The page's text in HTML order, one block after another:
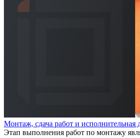
Монтаж, сдача работ и исполнительная
Этап выполнения работ по монтажу